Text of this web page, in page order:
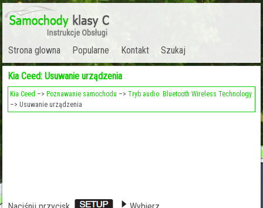
Strona glowna Popularne Kontakt Szukaj
Kia Ceed: Usuwanie urządzenia
Kia Ceed –> Poznawanie samochodu –>Tryb audio Bluetooth Wireless Technology
–> Usuwanie urządzenia